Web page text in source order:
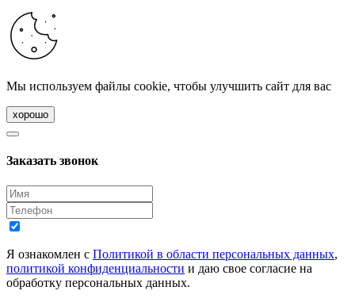
Мы используем файлы cookie, чтобы улучшить сайт для вас
хорошо
Заказать звонок
Я ознакомлен с Политикой в области персональных данных,
политикой конфиденциальности и даю свое согласие на
обработку персональных данных.